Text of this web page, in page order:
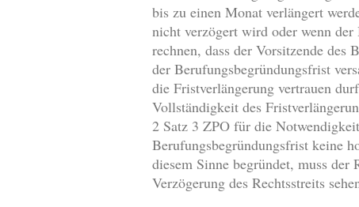
bis zu einen Monat verlängert
nicht verzögert wird oder wenn
rechnen, dass der Vorsitzende des
der Berufungsbegründungsfrist
die Fristverlängerung vertrauen
Vollständigkeit des
2 Satz 3 ZPO für die
Berufungsbegründungsfrist keine
diesem Sinne begründet, muss
Verzögerung des Rechtsstreits